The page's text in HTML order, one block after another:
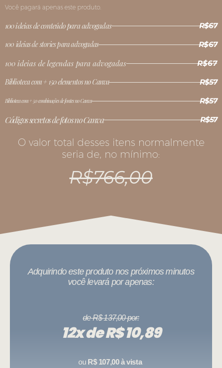
Você pagará apenas este produto.
100 ideias de conteúdo para advogadas
R$67
100 ideias de stories para advogadas
R$67
100 ideias de legendas para advogadas
R$67
Biblioteca com + 150 elementos no Canva
R$57
Biblioteca com + 50 combinações de fontes no Canva R$57
Códigos secretos de fotos no Canva R$57
O valor total desses itens normalmente
seria de, no mínimo:
R$766,00
Adquirindo este produto nos próximos minutos
você levará por apenas:
de R$ 137,00 por:
12x de R$ 10,89
ou R$ 107,00 à vista